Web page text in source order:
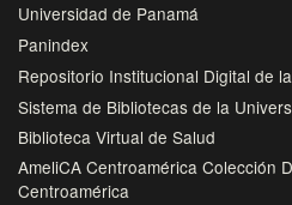
Universidad de Panamá
Panindex
Repositorio Institucional Digital de
Sistema de Bibliotecas de la
Biblioteca Virtual de Salud
AmeliCA Centroamérica Colección
Centroamérica